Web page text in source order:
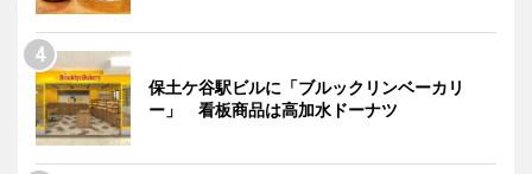
保土ケ谷駅ビルに「ブルックリンベーカリ
ー」 看板商品は高加水ドーナツ